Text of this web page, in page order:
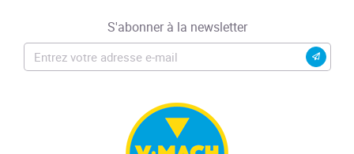
S'abonner à la newsletter